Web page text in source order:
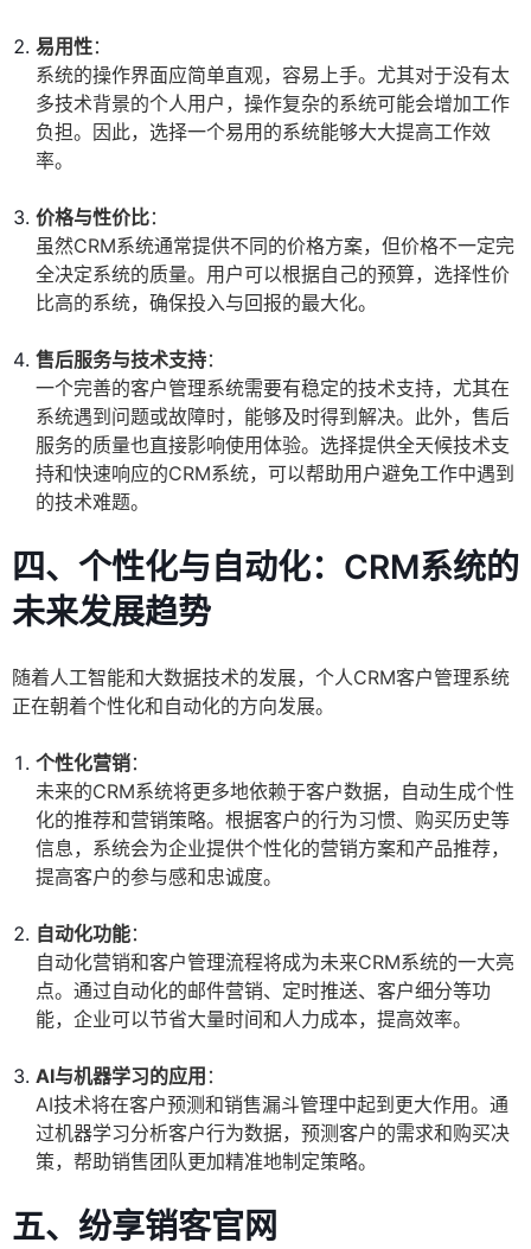
易用性：
系统的操作界面应简单直观，容易上手。尤其对于没有太
多技术背景的个人用户，操作复杂的系统可能会增加工作
负担。因此，选择一个易用的系统能够大大提高工作效
率。
价格与性价比：
虽然CRM系统通常提供不同的价格方案，但价格不一定完
全决定系统的质量。用户可以根据自己的预算，选择性价
比高的系统，确保投入与回报的最大化。
售后服务与技术支持：
一个完善的客户管理系统需要有稳定的技术支持，尤其在
系统遇到问题或故障时，能够及时得到解决。此外，售后
服务的质量也直接影响使用体验。选择提供全天候技术支
持和快速响应的CRM系统，可以帮助用户避免工作中遇到
的技术难题。
四、个性化与自动化：CRM系统的
未来发展趋势
随着人工智能和大数据技术的发展，个人CRM客户管理系统
正在朝着个性化和自动化的方向发展。
个性化营销：
未来的CRM系统将更多地依赖于客户数据，自动生成个性
化的推荐和营销策略。根据客户的行为习惯、购买历史等
信息，系统会为企业提供个性化的营销方案和产品推荐，
提高客户的参与感和忠诚度。
自动化功能：
自动化营销和客户管理流程将成为未来CRM系统的一大亮
点。通过自动化的邮件营销、定时推送、客户细分等功
能，企业可以节省大量时间和人力成本，提高效率。
AI与机器学习的应用 ：
AI技术将在客户预测和销售漏斗管理中起到更大作用。通
过机器学习分析客户行为数据，预测客户的需求和购买决
策，帮助销售团队更加精准地制定策略。
五、纷享销客官网